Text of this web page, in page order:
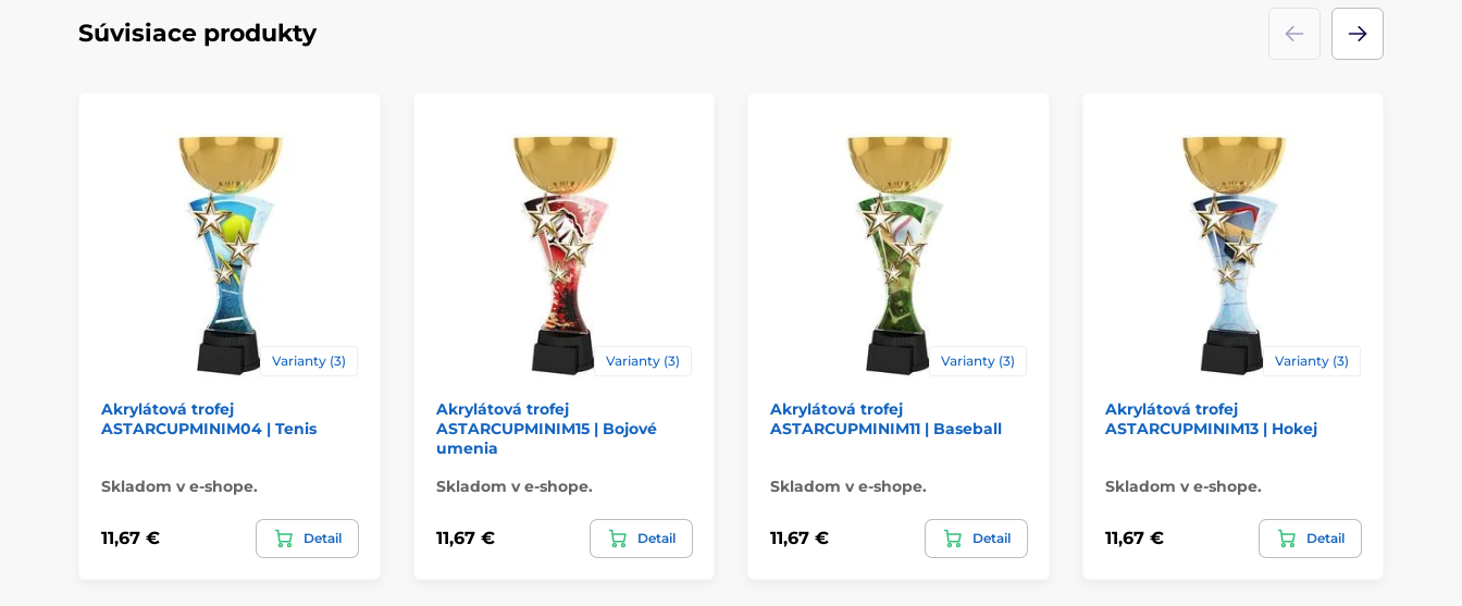
Súvisiace produkty
Varianty (3)
Akrylátová trofej
ASTARCUPMINIM04 | Tenis
Skladom v e-shope.
11,67 € Detail
Varianty (3)
Akrylátová trofej
ASTARCUPMINIM15 | Bojové
umenia
Skladom v e-shope.
11,67 € Detail
Varianty (3)
Akrylátová trofej
ASTARCUPMINIM11 | Baseball
Skladom v e-shope.
11,67 € Detail
Varianty (3)
Akrylátová trofej
ASTARCUPMINIM13 | Hokej
Skladom v e-shope.
11,67 € Detail